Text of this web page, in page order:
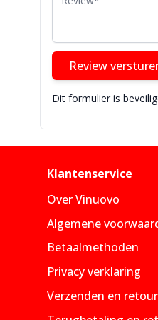
Review
Dit formulier is
Klantenservice
Over Vinuovo
Algemene
Betaalmethoden
Privacy verklaring
Verzenden en